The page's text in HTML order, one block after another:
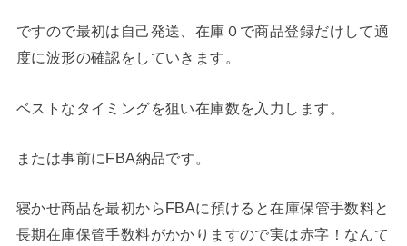
ですので最初は自己発送、在庫０で商品登録だけして適
度に波形の確認をしていきます。
ベストなタイミングを狙い在庫数を入力します。
または事前にFBA納品です。
寝かせ商品を最初からFBAに預けると在庫保管手数料と
長期在庫保管手数料がかかりますので実は赤字！なんて